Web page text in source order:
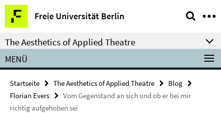
Springe
direkt
zu
Inhalt
Freie Universität Berlin
Service-
Navigation
The Aesthetics of Applied Theatre
MENÜ
Startseite The Aesthetics of Applied Theatre
Blog
Florian Evers
Vom Gegenstand an sich und ob er bei mir
richtig aufgehoben sei